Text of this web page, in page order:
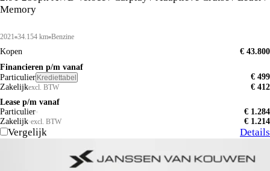
Memory
2021 34.154 km Benzine
Kopen
€ 43.800
Financieren p/m vanaf
Particulier Krediettabel
€ 499
Zakelijkexcl. BTW
€ 412
Lease p/m vanaf
Particulier
€ 1.284
Zakelijk excl. BTW € 1.214
Vergelijk Details